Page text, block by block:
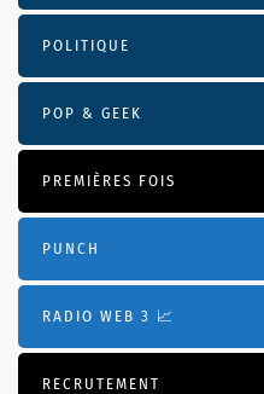
POLITIQUE
POP & GEEK
PREMIÈRES FOIS
PUNCH
RADIO WEB 3 📈
RECRUTEMENT